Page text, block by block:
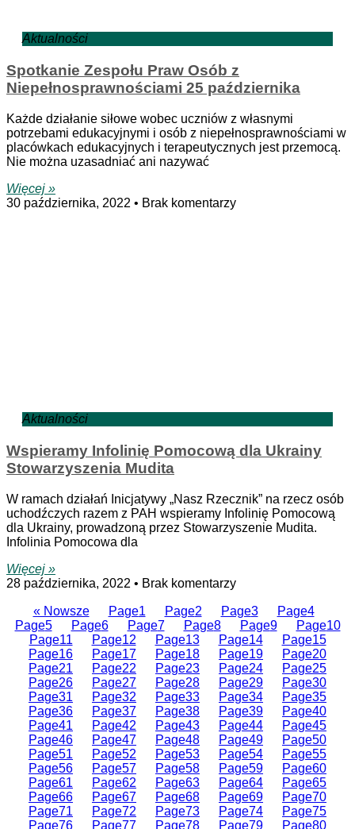
Aktualności
Spotkanie Zespołu Praw Osób z
Niepełnosprawnościami 25 października
Każde działanie siłowe wobec uczniów z własnymi
potrzebami edukacyjnymi i osób z niepełnosprawnościami w
placówkach edukacyjnych i terapeutycznych jest przemocą.
Nie można uzasadniać ani nazywać
Więcej »
30 października, 2022
Brak komentarzy
Aktualności
Wspieramy Infolinię Pomocową dla Ukrainy
Stowarzyszenia Mudita
W ramach działań Inicjatywy „Nasz Rzecznik” na rzecz osób
uchodźczych razem z PAH wspieramy Infolinię Pomocową
dla Ukrainy, prowadzoną przez Stowarzyszenie Mudita.
Infolinia Pomocowa dla
Więcej »
28 października, 2022
Brak komentarzy
« Nowsze Page1 Page2 Page3 Page4
Page5 Page6 Page7 Page8 Page9 Page10
Page11 Page12 Page13 Page14 Page15
Page16 Page17 Page18 Page19 Page20
Page21 Page22 Page23 Page24 Page25
Page26 Page27 Page28 Page29 Page30
Page31 Page32 Page33 Page34 Page35
Page36 Page37 Page38 Page39 Page40
Page41 Page42 Page43 Page44 Page45
Page46 Page47 Page48 Page49 Page50
Page51 Page52 Page53 Page54 Page55
Page56 Page57 Page58 Page59 Page60
Page61 Page62 Page63 Page64 Page65
Page66 Page67 Page68 Page69 Page70
Page71 Page72 Page73 Page74 Page75
Page76 Page77 Page78 Page79 Page80